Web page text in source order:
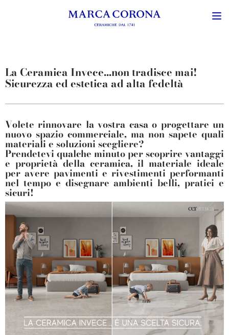
La Ceramica Invece...non tradisce mai!
Sicurezza ed estetica ad alta fedeltà
Volete rinnovare la vostra casa o progettare un
nuovo spazio commerciale, ma non sapete quali
materiali e soluzioni scegliere?
Prendetevi qualche minuto per scoprire vantaggi
e proprietà della ceramica, il materiale ideale
per avere pavimenti e rivestimenti performanti
nel tempo e disegnare ambienti belli, pratici e
sicuri!